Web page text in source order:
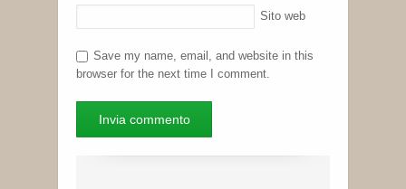
Sito web
Save my name, email, and website in this
browser for the next time I comment.